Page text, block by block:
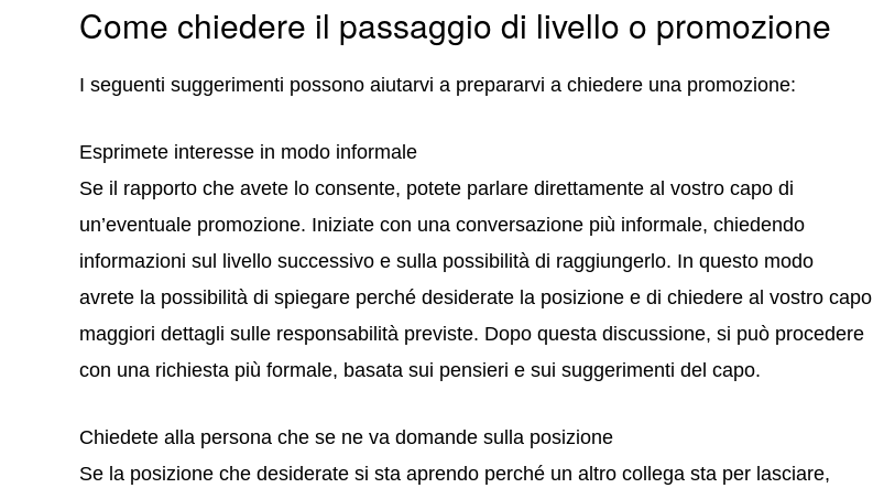
Come chiedere il passaggio di livello o promozione
I seguenti suggerimenti possono aiutarvi a prepararvi a chiedere una promozione:
Esprimete interesse in modo informale
Se il rapporto che avete lo consente, potete parlare direttamente al vostro capo di
un’eventuale promozione. Iniziate con una conversazione più informale, chiedendo
informazioni sul livello successivo e sulla possibilità di raggiungerlo. In questo modo
avrete la possibilità di spiegare perché desiderate la posizione e di chiedere al vostro capo
maggiori dettagli sulle responsabilità previste. Dopo questa discussione, si può procedere
con una richiesta più formale, basata sui pensieri e sui suggerimenti del capo.
Chiedete alla persona che se ne va domande sulla posizione
Se la posizione che desiderate si sta aprendo perché un altro collega sta per lasciare,